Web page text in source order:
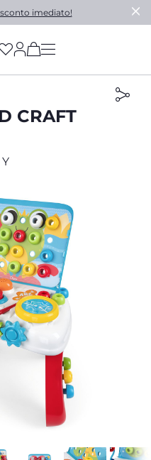
imediato!
(has more options
CRAFT